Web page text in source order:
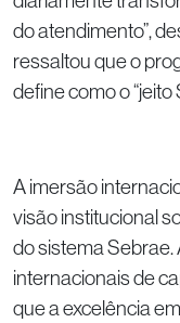
do atendimento”,
ressaltou que o
define como o
A imersão
visão institucional
do sistema Sebrae.
internacionais de
que a excelência